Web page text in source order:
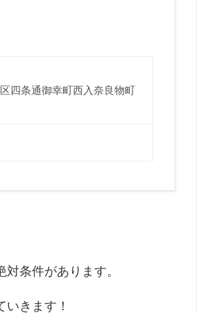
四条通御幸町西入奈良物町
条件があります。
きます！